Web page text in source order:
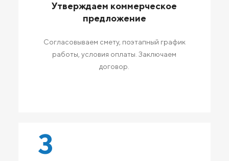
Утверждаем коммерческое
предложение
Согласовываем смету, поэтапный график
работы, условия оплаты. Заключаем
договор.
3